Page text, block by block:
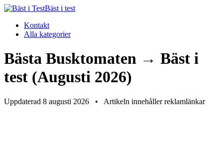
Bäst i test
Kontakt
Alla kategorier
Bästa Busktomaten → Bäst i
test (Augusti 2026)
Uppdaterad 8 augusti 2026 • Artikeln innehåller reklamlänkar